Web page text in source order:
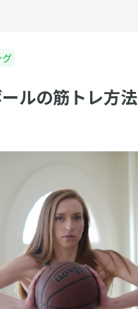
グ
ルの筋トレ方法